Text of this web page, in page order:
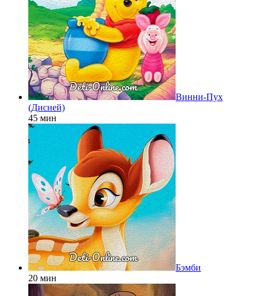
Винни-Пух
(Дисней)
45 мин
Бэмби
20 мин